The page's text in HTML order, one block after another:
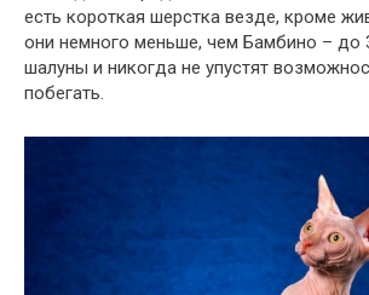
есть короткая шерстка везде, кроме
они немного меньше, чем Бамбино – до
шалуны и никогда не упустят
побегать.